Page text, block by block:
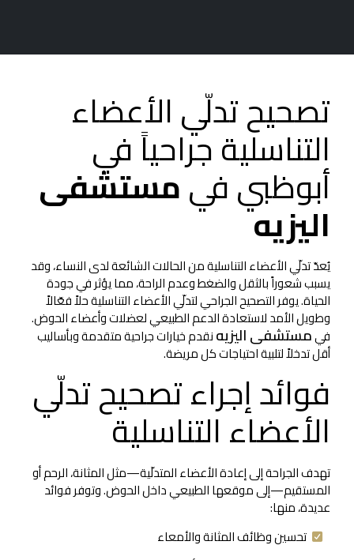
تصحيح تدلّي الأعضاء
التناسلية جراحياً في
أبوظبي فيمستشفى
اليزيه
يُعدّ تدلّي الأعضاء التناسلية من الحالات الشائعة لدى النساء، وقد
يسبب شعوراً بالثقل والضغط وعدم الراحة، مما يؤثر في جودة
الحياة. يوفر التصحيح الجراحي لتدلّي الأعضاء التناسلية حلاً فعّالاً
وطويل الأمد لاستعادة الدعم الطبيعي لعضلات وأعضاء الحوض.
مستشفى اليزيهنقدم خيارات جراحية متقدمة وبأساليب
أقل تدخلاً لتلبية احتياجات كل مريضة.
فوائد إجراء تصحيح تدلّي
الأعضاء التناسلية
تهدف الجراحة إلى إعادة الأعضاء المتدلّية—مثل المثانة، الرحم أو
المستقيم—إلى موقعها الطبيعي داخل الحوض. وتوفر فوائد
عديدة، منها:
تحسين وظائف المثانة والأمعاء